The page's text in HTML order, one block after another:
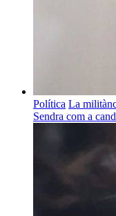
Política La
Sendra com a